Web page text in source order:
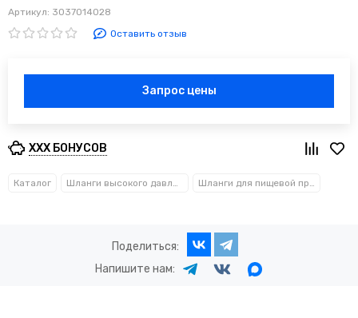
Артикул: 3037014028
Оставить отзыв
Запрос цены
XXX БОНУСОВ
Каталог Шланги высокого давления Шланги для пищевой промышленности
Поделиться:
Напишите нам: